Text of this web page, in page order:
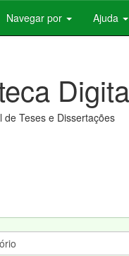
Navegar por Ajuda
de Teses e Dissertações